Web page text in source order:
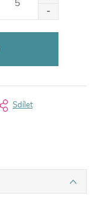
Sdílet